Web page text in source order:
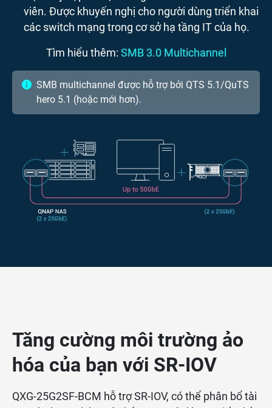
viên. Được khuyến nghị cho người dùng triển khai
các switch mạng trong cơ sở hạ tầng IT của họ.
Tìm hiểu thêm: SMB 3.0 Multichannel
SMB multichannel được hỗ trợ bởi QTS 5.1/QuTS
hero 5.1 (hoặc mới hơn).
Tăng cường môi trường ảo
hóa của bạn với SR-IOV
QXG-25G2SF-BCM hỗ trợ SR-IOV, có thể phân bổ tài